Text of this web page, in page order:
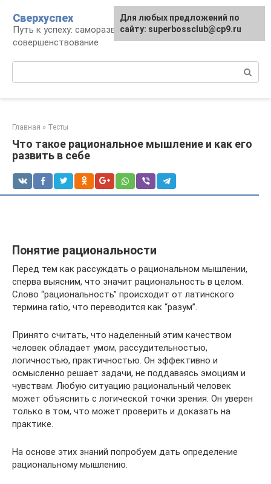
контенту
Сверхуспех
Путь к успеху: саморазвитие и
совершенствование
Главная » Тесты
Что такое рациональное мышление и как его
развить в себе
Понятие рациональности
Перед тем как рассуждать о рациональном мышлении,
сперва выясним, что значит рациональность в целом.
Слово “рациональность” происходит от латинского
термина ratio, что переводится как “разум”.
Принято считать, что наделенный этим качеством
человек обладает умом, рассудительностью,
логичностью, практичностью. Он эффективно и
осмысленно решает задачи, не поддаваясь эмоциям и
чувствам. Любую ситуацию рациональный человек
может объяснить с логической точки зрения. Он уверен
только в том, что может проверить и доказать на
практике.
На основе этих знаний попробуем дать определение
рациональному мышлению.
Для любых предложений по
сайту: superbossclub@cp9.ru